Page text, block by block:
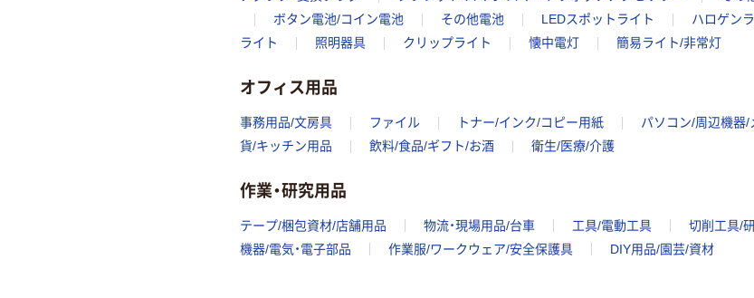
ボタン電池/コイン電池
その他電池 LEDスポットライト ハロゲン
ライト
照明器具 クリップライト 懐中電灯 簡易ライト/非常灯
オフィス用品
事務用品/文房具 ファイル トナー/インク/コピー用紙 パソコン/周辺機器/
貨/キッチン用品
飲料/食品/ギフト/お酒 衛生/医療/介護
作業・研究用品
テープ/梱包資材/店舗用品 物流・現場用品/台車 工具/電動工具 切削工具/
機器/電気・電子部品
作業服/ワークウェア/安全保護具 DIY用品/園芸/資材